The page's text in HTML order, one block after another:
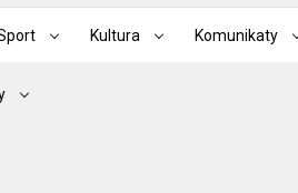
Kultura Komunikaty